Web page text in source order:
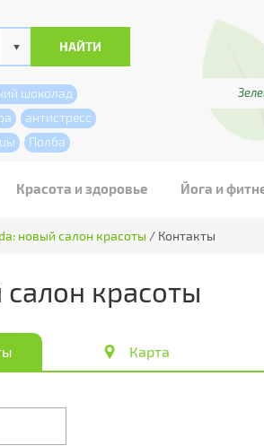
шоколад
антистресс
Полба
Красота и здоровье Йога и
новый салон красоты / Контакты
красоты
Карта